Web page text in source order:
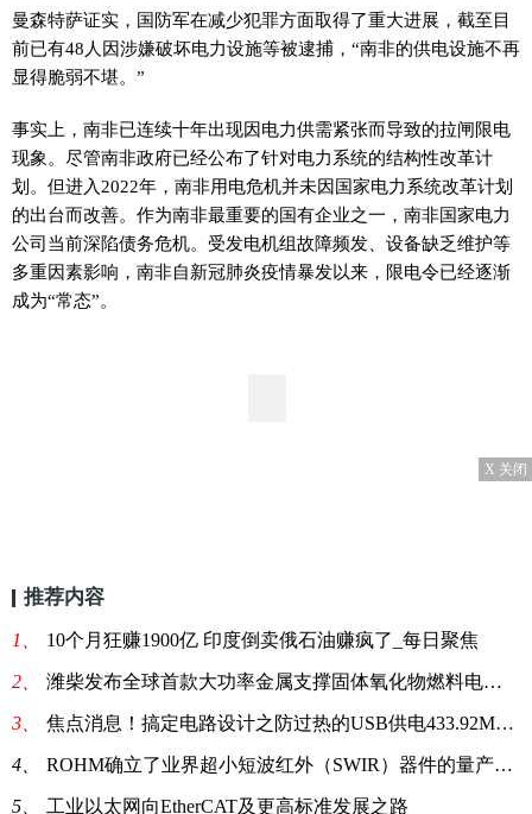
曼森特萨证实，国防军在减少犯罪方面取得了重大进展，截至目
前已有48人因涉嫌破坏电力设施等被逮捕，“南非的供电设施不再
显得脆弱不堪。”
事实上，南非已连续十年出现因电力供需紧张而导致的拉闸限电
现象。尽管南非政府已经公布了针对电力系统的结构性改革计
划。但进入2022年，南非用电危机并未因国家电力系统改革计划
的出台而改善。作为南非最重要的国有企业之一，南非国家电力
公司当前深陷债务危机。受发电机组故障频发、设备缺乏维护等
多重因素影响，南非自新冠肺炎疫情暴发以来，限电令已经逐渐
成为“常态”。
X 关闭
推荐内容
1、 10个月狂赚1900亿 印度倒卖俄石油赚疯了_每日聚焦
2、 潍柴发布全球首款大功率金属支撑固体氧化物燃料电池SOFC商业化产
3、 焦点消息！搞定电路设计之防过热的USB供电433.92MHz RF功率放大器
4、 ROHM确立了业界超小短波红外（SWIR）器件的量产技术 非常适用于便携设备和可穿戴设备等新领域的感测应用
5、 工业以太网向EtherCAT及更高标准发展之路